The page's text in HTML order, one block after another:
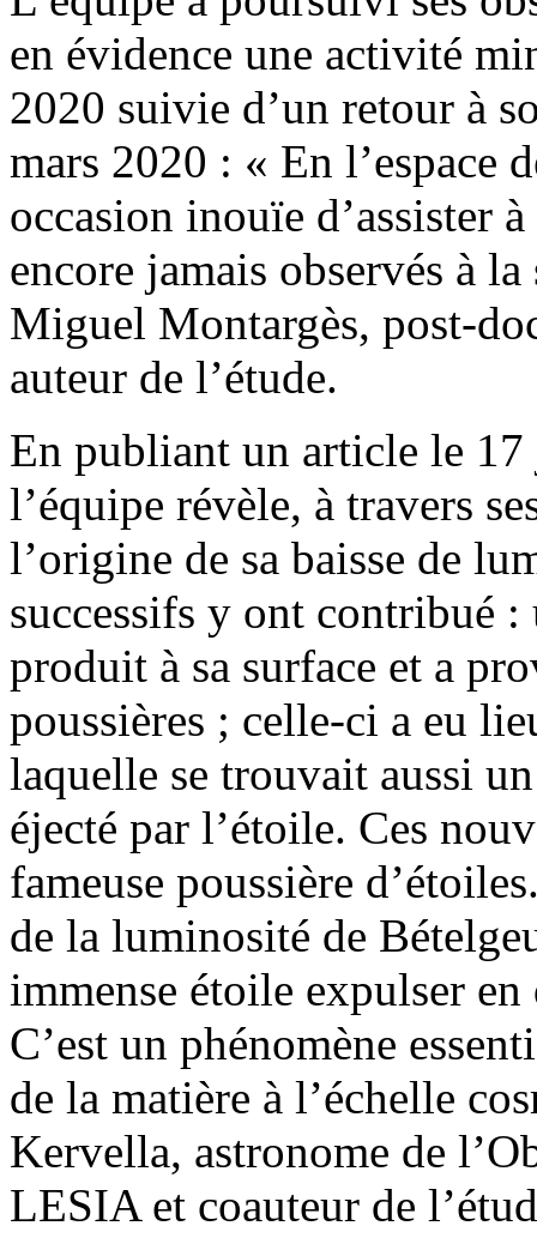
en évidence une activité
2020 suivie d’un retour à
mars 2020 : « En l’espace
occasion inouïe d’assister
encore jamais observés à
Miguel Montargès, post-
auteur de l’étude.
En publiant un article le
l’équipe révèle, à travers
l’origine de sa baisse de
successifs y ont contribué
produit à sa surface et a
poussières ; celle-ci a eu
laquelle se trouvait aussi
éjecté par l’étoile. Ces
fameuse poussière
de la luminosité de
immense étoile expulser en
C’est un phénomène
de la matière à l’échelle
Kervella, astronome de
LESIA et coauteur de